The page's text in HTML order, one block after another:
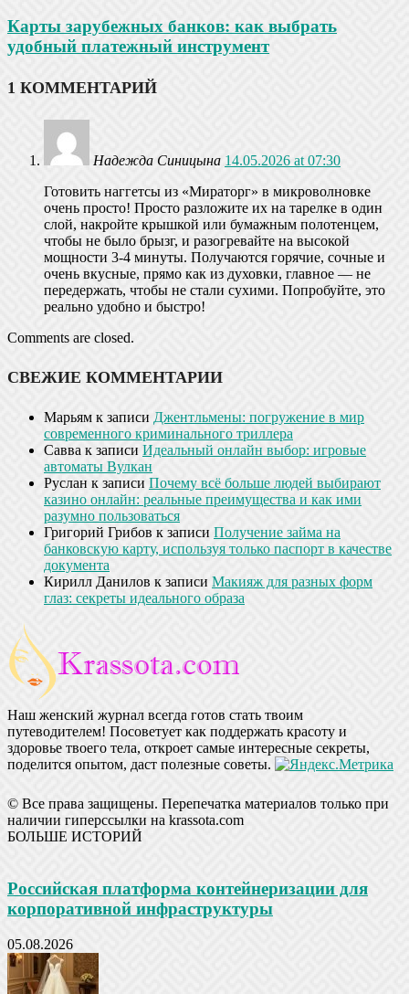
Карты зарубежных банков: как выбрать
удобный платежный инструмент
1 КОММЕНТАРИЙ
Надежда Синицына 14.05.2026 at 07:30
Готовить наггетсы из «Мираторг» в микроволновке
очень просто! Просто разложите их на тарелке в один
слой, накройте крышкой или бумажным полотенцем,
чтобы не было брызг, и разогревайте на высокой
мощности 3-4 минуты. Получаются горячие, сочные и
очень вкусные, прямо как из духовки, главное — не
передержать, чтобы не стали сухими. Попробуйте, это
реально удобно и быстро!
Comments are closed.
СВЕЖИЕ КОММЕНТАРИИ
Марьям к записи Джентльмены: погружение в мир
современного криминального триллера
Савва к записи Идеальный онлайн выбор: игровые
автоматы Вулкан
Руслан к записи Почему всё больше людей выбирают
казино онлайн: реальные преимущества и как ими
разумно пользоваться
Григорий Грибов к записи Получение займа на
банковскую карту, используя только паспорт в качестве
документа
Кирилл Данилов к записи Макияж для разных форм
глаз: секреты идеального образа
Наш женский журнал всегда готов стать твоим
путеводителем! Посоветует как поддержать красоту и
здоровье твоего тела, откроет самые интересные секреты,
поделится опытом, даст полезные советы.
© Все права защищены. Перепечатка материалов только при
наличии гиперссылки на krassota.com
БОЛЬШЕ ИСТОРИЙ
Российская платформа контейнеризации для
корпоративной инфраструктуры
05.08.2026